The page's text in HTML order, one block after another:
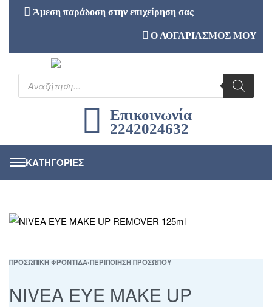
Άμεση παράδοση στην επιχείρηση σας
Ο ΛΟΓΑΡΙΑΣΜΟΣ ΜΟΥ
Επικοινωνία
2242024632
ΠΡΟΣΩΠΙΚΗ ΦΡΟΝΤΙΔΑ›ΠΕΡΙΠΟΙΗΣΗ ΠΡΟΣΩΠΟΥ
NIVEA EYE MAKE UP